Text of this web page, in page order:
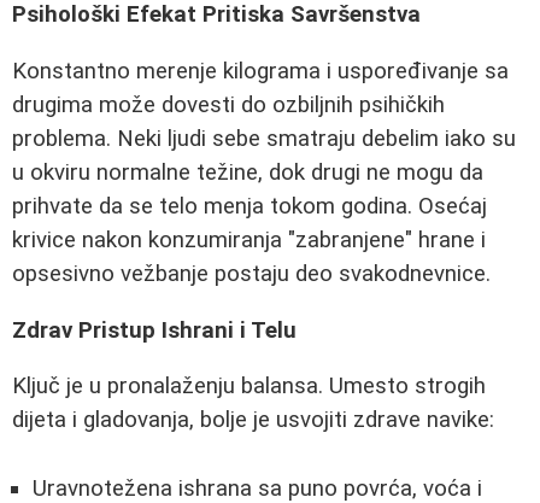
Psihološki Efekat Pritiska Savršenstva
Konstantno merenje kilograma i uspoređivanje sa
drugima može dovesti do ozbiljnih psihičkih
problema. Neki ljudi sebe smatraju debelim iako su
u okviru normalne težine, dok drugi ne mogu da
prihvate da se telo menja tokom godina. Osećaj
krivice nakon konzumiranja "zabranjene" hrane i
opsesivno vežbanje postaju deo svakodnevnice.
Zdrav Pristup Ishrani i Telu
Ključ je u pronalaženju balansa. Umesto strogih
dijeta i gladovanja, bolje je usvojiti zdrave navike:
Uravnotežena ishrana sa puno povrća, voća i